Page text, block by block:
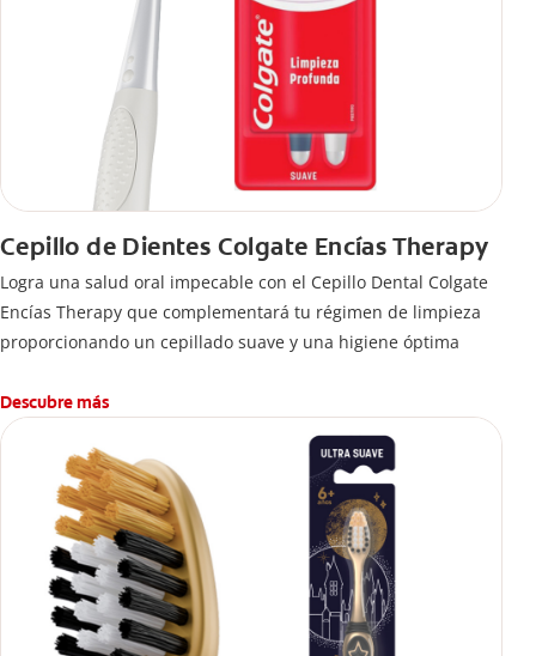
Cepillo de Dientes Colgate Encías Therapy
Logra una salud oral impecable con el Cepillo Dental Colgate
Encías Therapy que complementará tu régimen de limpieza
proporcionando un cepillado suave y una higiene óptima
Descubre más